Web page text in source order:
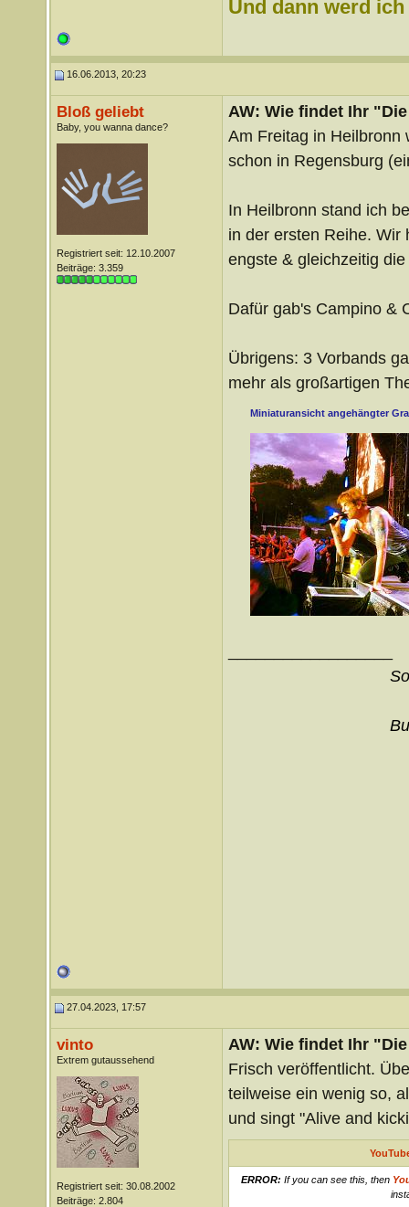
Und dann werd
16.06.2013, 20:23
Bloß geliebt
Baby, you wanna dance?
Registriert seit: 12.10.2007
Beiträge: 3.359
AW: Wie findet Ihr
Am Freitag in Heilbronn
schon in Regensburg
In Heilbronn stand ich
in der ersten Reihe. Wir
engste & gleichzeitig
Dafür gab's Campino &
Übrigens: 3 Vorbands
mehr als großartigen
Miniaturansicht angehängter
27.04.2023, 17:57
vinto
Extrem gutaussehend
Registriert seit: 30.08.2002
Beiträge: 2.804
AW: Wie findet Ihr
Frisch veröffentlicht.
teilweise ein wenig so,
und singt "Alive and
ERROR: If you can see this, then